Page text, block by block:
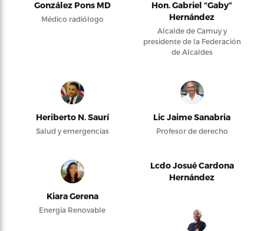
González Pons MD
Médico radiólogo
Hon. Gabriel “Gaby”
Hernández
Alcalde de Camuy y
presidente de la Federación
de Alcaldes
Heriberto N. Saurí
Salud y emergencias
Lic Jaime Sanabria
Profesor de derecho
Kiara Gerena
Energía Renovable
Lcdo Josué Cardona
Hernández